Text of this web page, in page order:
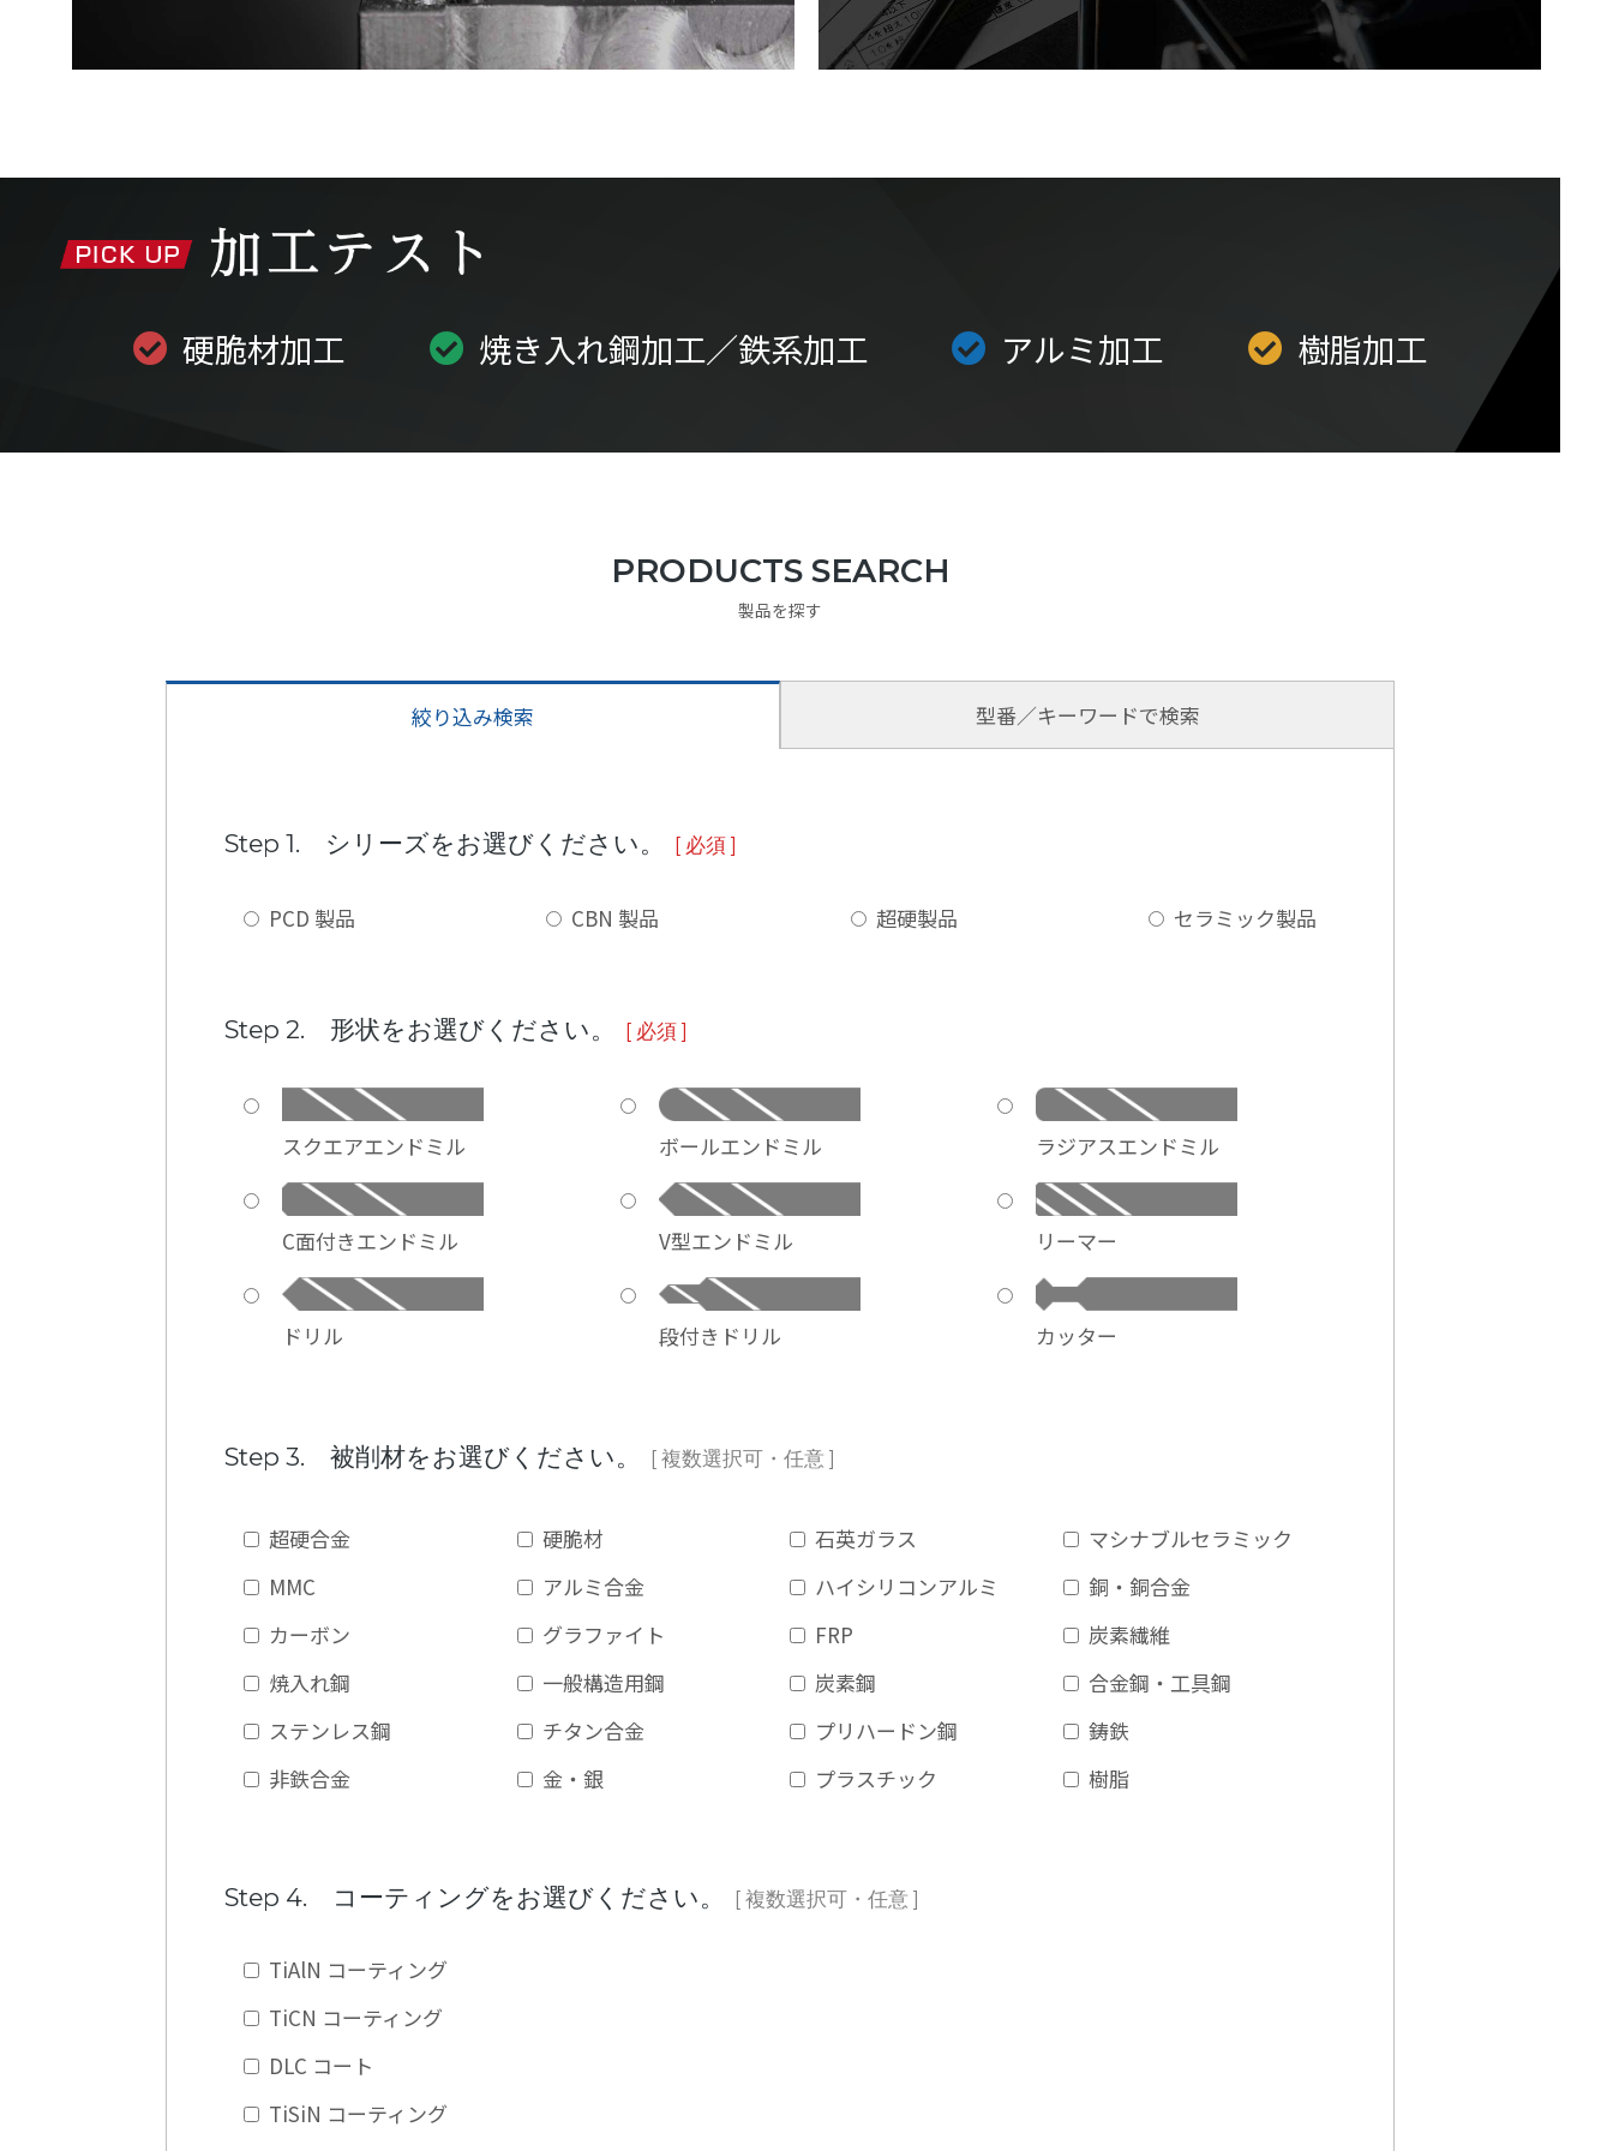
硬脆材加工 焼き入れ鋼加工／鉄系加工 アルミ加工 樹脂加工
PRODUCTS SEARCH
製品を探す
絞り込み検索 型番／キーワードで検索
Step 1. シリーズをお選びください。 [ 必須 ]
PCD 製品 CBN 製品 超硬製品 セラミック製品
Step 2. 形状をお選びください。 [ 必須 ]
スクエアエンドミル ボールエンドミル ラジアスエンドミル
C面付きエンドミル V型エンドミル リーマー
ドリル 段付きドリル カッター
Step 3. 被削材をお選びください。 [ 複数選択可・任意 ]
超硬合金 硬脆材 石英ガラス
マシナブルセラミック
MMC
アルミ合金 ハイシリコンアルミ
銅・銅合金
カーボン
グラファイト FRP
炭素繊維
焼入れ鋼
一般構造用鋼 炭素鋼
合金鋼・工具鋼
ステンレス鋼
チタン合金 プリハードン鋼
鋳鉄
非鉄合金
金・銀 プラスチック 樹脂
Step 4. コーティングをお選びください。 [ 複数選択可・任意 ]
TiAlN コーティング
TiCN コーティング
DLC コート
TiSiN コーティング